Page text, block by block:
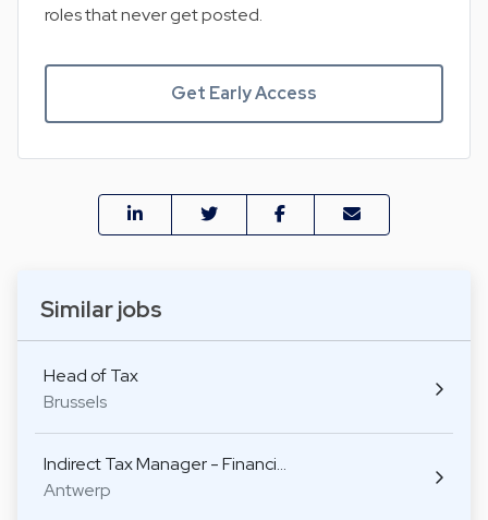
Similar jobs
Head of Tax
Brussels
Indirect Tax Manager - Financi…
Antwerp
roles that never get posted.
Get Early Access